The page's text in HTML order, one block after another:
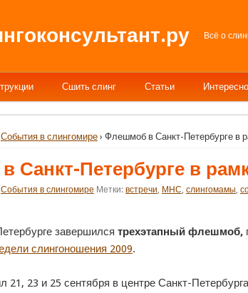
Всё о
Сшить слинг Статьи
События в слингомире› Флешмоб в Санкт-Петербурге в
Санкт-Петербурге в
События в слингомире Метки: встречи, МНС, слингомамы,
завершился трехэтапный флешмоб,
слингоношения 2009.
23 и 25 сентября в центре Санкт-